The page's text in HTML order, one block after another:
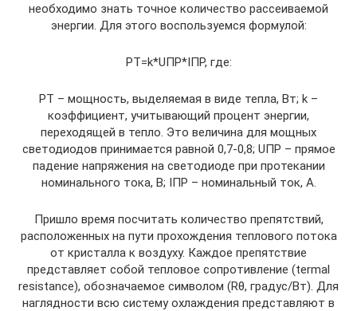
необходимо знать точное количество рассеиваемой
энергии. Для этого воспользуемся формулой:
PТ=k*UПР*IПР, где:
PТ – мощность, выделяемая в виде тепла, Вт; k –
коэффициент, учитывающий процент энергии,
переходящей в тепло. Это величина для мощных
светодиодов принимается равной 0,7-0,8; UПР – прямое
падение напряжения на светодиоде при протекании
номинального тока, В; IПР – номинальный ток, А.
Пришло время посчитать количество препятствий,
расположенных на пути прохождения теплового потока
от кристалла к воздуху. Каждое препятствие
представляет собой тепловое сопротивление (termal
resistance), обозначаемое символом (Rθ, градус/Вт). Для
наглядности всю систему охлаждения представляют в